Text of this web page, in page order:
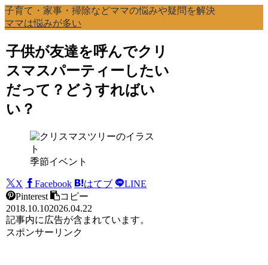
子育て・家事・掃除などママの悩みや疑問を解決
ママは悩みが多い
子供が友達を呼んでクリ
スマスパーティーしたい
だって？どうすればい
い？
季節イベント
X Facebook はてブ
LINE
Pinterest
コピー
2018.10.102026.04.22
記事内に広告が含まれています。
スポンサーリンク